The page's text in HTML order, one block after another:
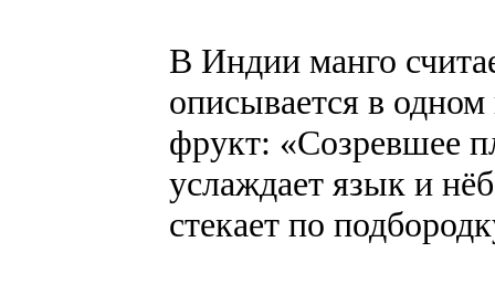
В Индии манго
описывается в одном
фрукт: «Созревшее
услаждает язык и
стекает по